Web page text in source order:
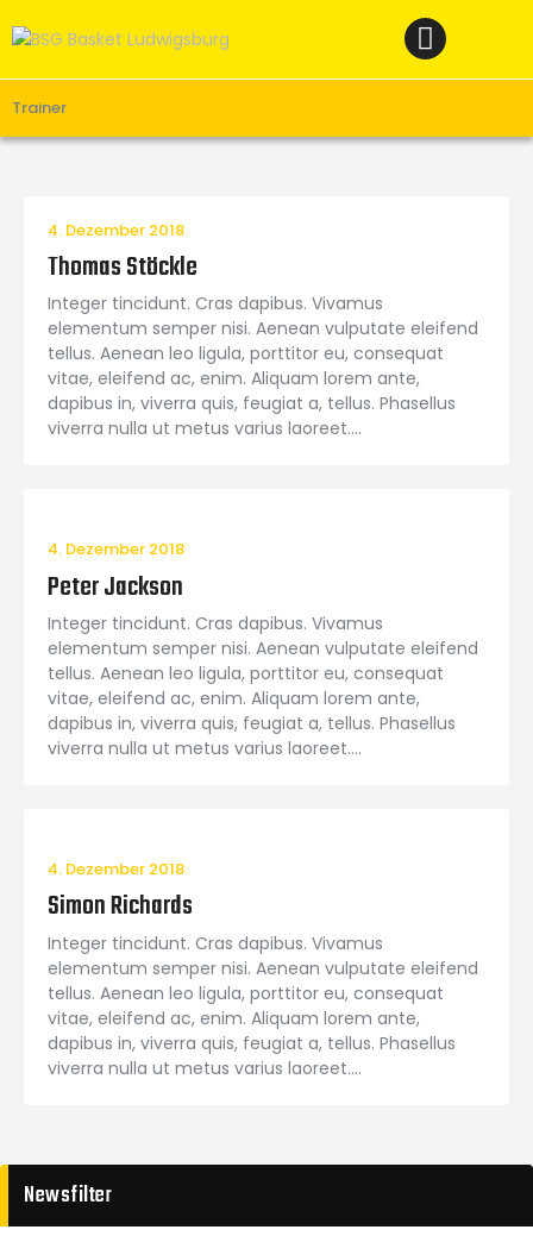
Trainer
Spielbetrieb
Links
4. Dezember 2018
Thomas Stöckle
Integer tincidunt. Cras dapibus. Vivamus
elementum semper nisi. Aenean vulputate eleifend
tellus. Aenean leo ligula, porttitor eu, consequat
vitae, eleifend ac, enim. Aliquam lorem ante,
dapibus in, viverra quis, feugiat a, tellus. Phasellus
viverra nulla ut metus varius laoreet.…
4. Dezember 2018
Peter Jackson
Integer tincidunt. Cras dapibus. Vivamus
elementum semper nisi. Aenean vulputate eleifend
tellus. Aenean leo ligula, porttitor eu, consequat
vitae, eleifend ac, enim. Aliquam lorem ante,
dapibus in, viverra quis, feugiat a, tellus. Phasellus
viverra nulla ut metus varius laoreet.…
4. Dezember 2018
Simon Richards
Integer tincidunt. Cras dapibus. Vivamus
elementum semper nisi. Aenean vulputate eleifend
tellus. Aenean leo ligula, porttitor eu, consequat
vitae, eleifend ac, enim. Aliquam lorem ante,
dapibus in, viverra quis, feugiat a, tellus. Phasellus
viverra nulla ut metus varius laoreet.…
Newsfilter